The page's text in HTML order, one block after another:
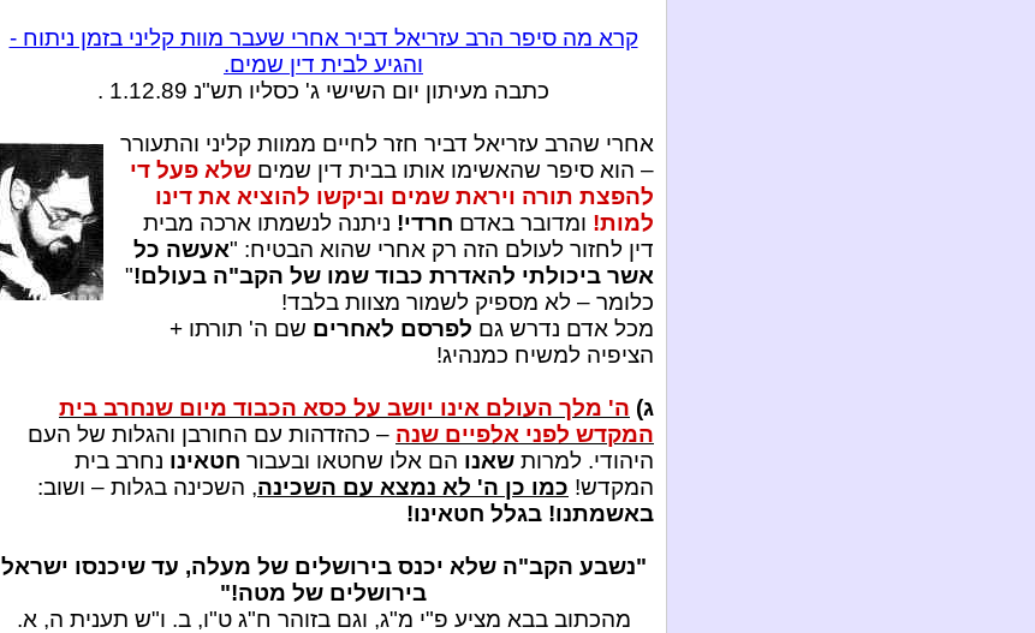
קרא מה סיפר הרב עזריאל דביר אחרי שעבר מוות קליני בזמן ניתוח -
והגיע לבית דין שמים.
כתבה מעיתון יום השישי ג' כסליו תש"נ 1.12.89 .
אחרי שהרב עזריאל דביר חזר לחיים ממוות קליני והתעורר
– הוא סיפר שהאשימו אותו בבית דין שמים שלא פעל די
להפצת תורה ויראת שמים וביקשו להוציא את דינו
למות! ומדובר באדם חרדי! ניתנה לנשמתו ארכה מבית
דין לחזור לעולם הזה רק אחרי שהוא הבטיח: "אעשה כל
אשר ביכולתי להאדרת כבוד שמו של הקב"ה בעולם!"
כלומר – לא מספיק לשמור מצוות בלבד!
מכל אדם נדרש גם לפרסם לאחרים שם ה' תורתו +
הציפיה למשיח כמנהיג!
ג) ה' מלך העולם אינו יושב על כסא הכבוד מיום שנחרב בית
המקדש לפני אלפיים שנה – כהזדהות עם החורבן והגלות של העם
היהודי. למרות שאנו הם אלו שחטאו ובעבור חטאינו נחרב בית
המקדש! כמו כן ה' לא נמצא עם השכינה, השכינה בגלות – ושוב:
באשמתנו! בגלל חטאינו!
"נשבע הקב"ה שלא יכנס בירושלים של מעלה, עד שיכנסו ישראל
בירושלים של מטה!"
מהכתוב בבא מציע פ"י מ"ג, וגם בזוהר ח"ג ט"ו, ב. ו"ש תענית ה, א.